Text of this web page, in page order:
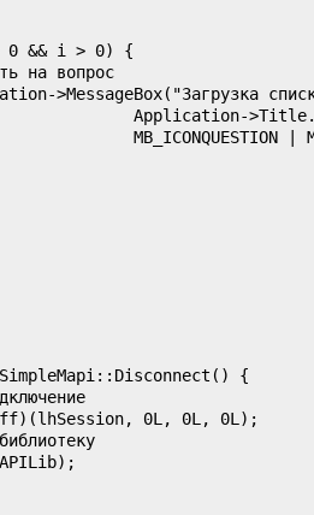
0 && i > 0) {
на вопрос
>MessageBox("Загрузка
Application-
MB_ICONQUESTION |
{
0L, 0L, 0L);